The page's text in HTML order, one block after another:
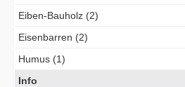
Eiben-Bauholz (2)
Eisenbarren (2)
Humus (1)
Info